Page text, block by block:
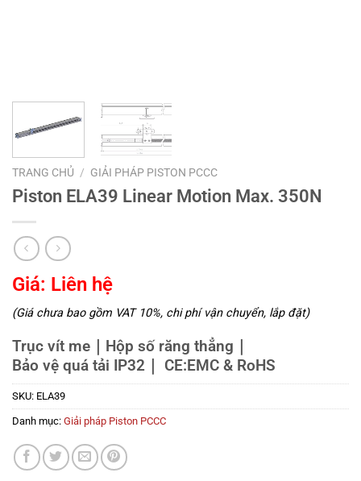
TRANG CHỦ / GIẢI PHÁP PISTON PCCC
Piston ELA39 Linear Motion Max. 350N
Giá: Liên hệ
(Giá chưa bao gồm VAT 10%, chi phí vận chuyển, lắp đặt)
Trục vít me｜Hộp số răng thẳng｜
Bảo vệ quá tải IP32｜
CE:EMC & RoHS
SKU: ELA39
Danh mục: Giải pháp Piston PCCC